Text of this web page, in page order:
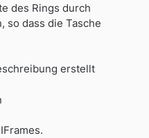
des Rings durch
so dass die Tasche
erstellt